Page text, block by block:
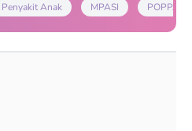
Penyakit Anak MPASI POPPAPA